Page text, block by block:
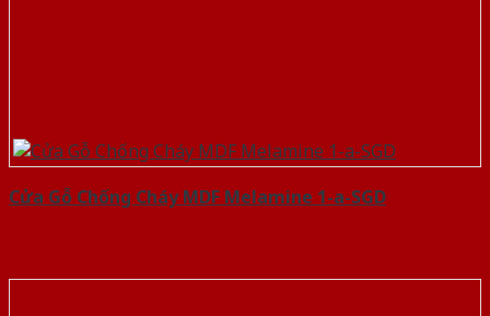
Cửa Gỗ Chống Cháy MDF Melamine 1-a-SGD